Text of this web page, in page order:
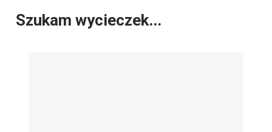
Szukam wycieczek...